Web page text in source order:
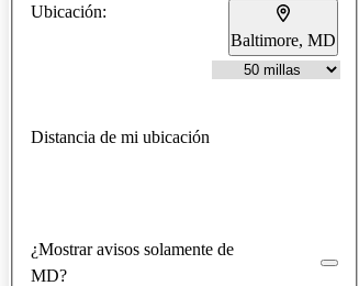
Ubicación:
Baltimore, MD
Distancia de mi ubicación
¿Mostrar avisos solamente de
MD?